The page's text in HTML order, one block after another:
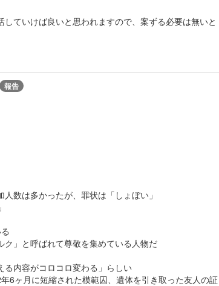
ていけば良いと思われますので、案ずる必要は無いと
報告
数は多かったが、罪状は「しょぼい」
」と呼ばれて尊敬を集めている人物だ
る内容がコロコロ変わる」らしい
6ヶ月に短縮された模範囚、遺体を引き取った友人の証